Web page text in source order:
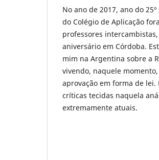
No ano de 2017, ano do
do Colégio de Aplicação
professores
aniversário em Córdoba.
mim na Argentina sobre a
vivendo, naquele
aprovação em forma de
críticas tecidas naquela
extremamente atuais.